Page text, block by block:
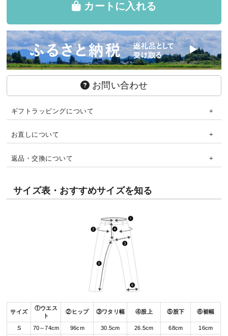
カートに入れる
お問い合わせ
ギフトラッピングについて
お直しについて
返品・交換について
サイズ表・おすすめサイズを知る
サイズ
①ウエス
ト
②ヒップ ③ワタリ幅 ④股上 ⑤股下 ⑥裾幅
S 70～74cm 96cm 30.5cm 26.5cm 68cm
16cm